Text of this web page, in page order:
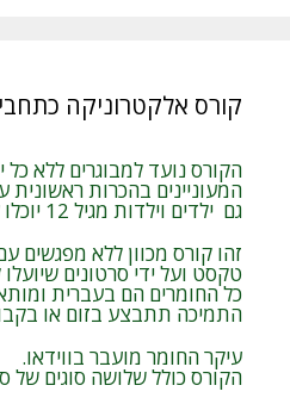
קורס אלקטרוניקה
הקורס נועד למבוגרים ללא כל
המעוניינים בהכרות
גם ילדים וילדות מגיל 12 יוכלו ליהנות מרוב התכנים.
זהו קורס מכוון ללא מפגשים
טקסט ועל ידי סרטונים
כל החומרים הם בעברית ומותאמים
התמיכה תתבצע בזום או
עיקר החומר מועבר בווידאו.
הקורס כולל שלושה סוגים של